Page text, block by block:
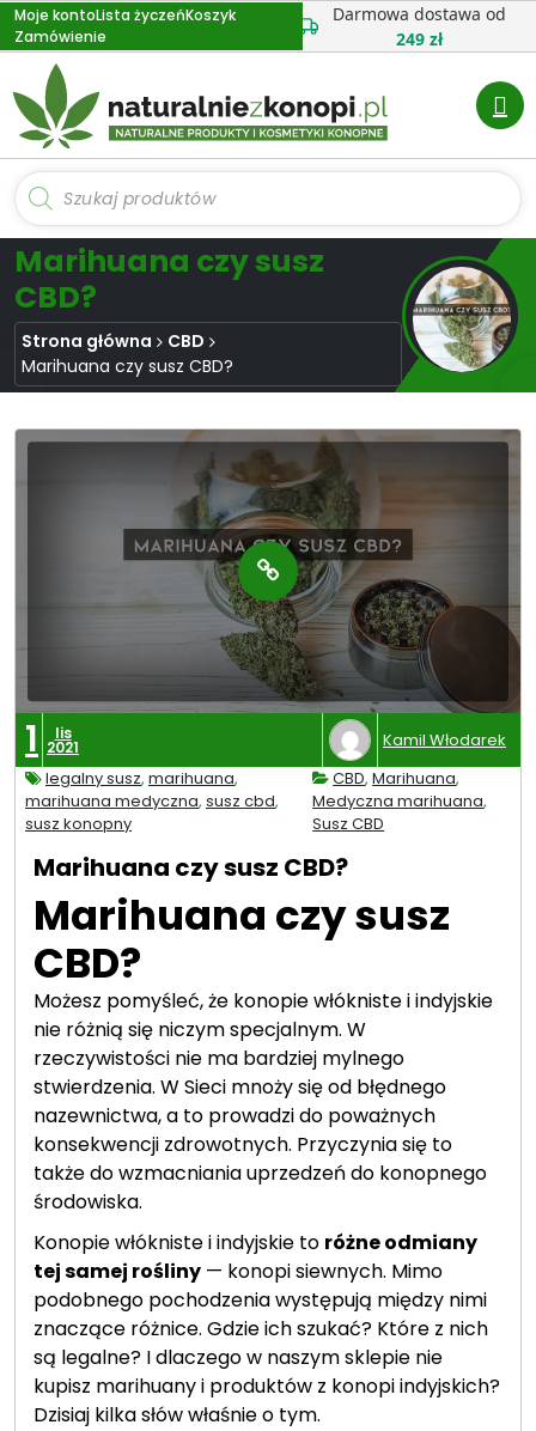
Przejdź
do
treści
Moje kontoLista życzeńKoszyk
Zamówienie
Darmowa dostawa od
249 zł
Wyszukiwarka
produktów
Marihuana czy susz
CBD?
Strona główna
CBD
Marihuana czy susz CBD?
1 lis
2021
Kamil Włodarek
legalny susz, marihuana,
marihuana medyczna, susz cbd,
susz konopny
CBD,Marihuana,
Medyczna marihuana,
Susz CBD
Marihuana czy susz CBD?
Marihuana czy susz
CBD?
Możesz pomyśleć, że konopie włókniste i indyjskie
nie różnią się niczym specjalnym. W
rzeczywistości nie ma bardziej mylnego
stwierdzenia. W Sieci mnoży się od błędnego
nazewnictwa, a to prowadzi do poważnych
konsekwencji zdrowotnych. Przyczynia się to
także do wzmacniania uprzedzeń do konopnego
środowiska.
Konopie włókniste i indyjskie to różne odmiany
tej samej rośliny — konopi siewnych. Mimo
podobnego pochodzenia występują między nimi
znaczące różnice. Gdzie ich szukać? Które z nich
są legalne? I dlaczego w naszym sklepie nie
kupisz marihuany i produktów z konopi indyjskich?
Dzisiaj kilka słów właśnie o tym.